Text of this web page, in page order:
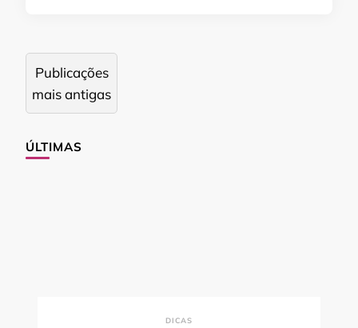
Navegação
por
posts
Publicações
mais antigas
ÚLTIMAS
DICAS